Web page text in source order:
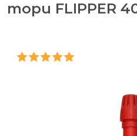
mopu FLIPPER